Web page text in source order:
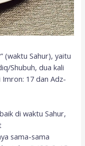
” (waktu Sahur), yaitu
Shubuh, dua kali
Imron: 17 dan Adz-
di waktu Sahur,
sama-sama